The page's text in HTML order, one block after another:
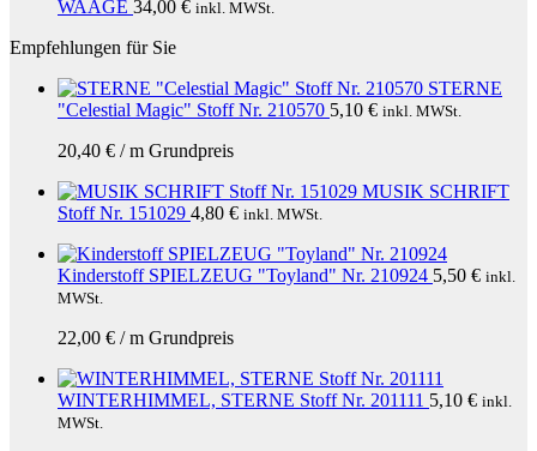
WAAGE 34,00 € inkl. MWSt.
Empfehlungen für Sie
STERNE
"Celestial Magic" Stoff Nr. 210570 5,10 € inkl. MWSt.
20,40 € /m Grundpreis
MUSIK SCHRIFT
Stoff Nr. 151029 4,80 € inkl. MWSt.
Kinderstoff SPIELZEUG "Toyland" Nr. 210924 5,50 € inkl.
MWSt.
22,00 € /m Grundpreis
WINTERHIMMEL, STERNE Stoff Nr. 201111 5,10 € inkl.
MWSt.